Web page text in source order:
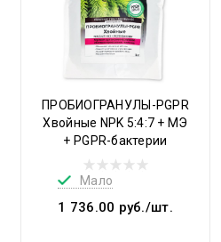
ПРОБИОГРАНУЛЫ-PGPR
Хвойные NPK 5:4:7 + МЭ
+ PGPR-бактерии
Мало
1 736.00 руб./шт.